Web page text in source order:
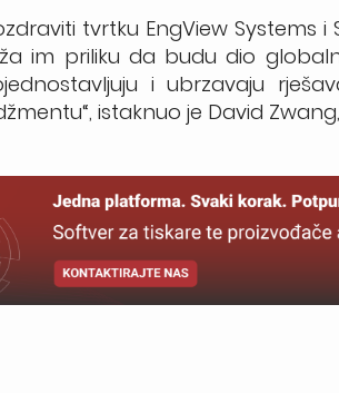
tvrtku EngView Systems
im priliku da budu dio
i ubrzavaju
istaknuo je David